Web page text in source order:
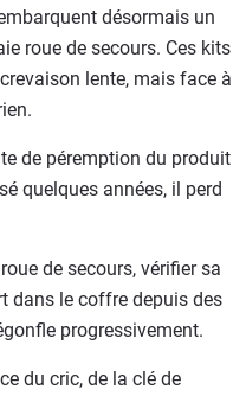
désormais un
roue de secours. Ces kits
lente, mais face à
de péremption du produit
quelques années, il perd
de secours, vérifier sa
dans le coffre depuis des
progressivement.
du cric, de la clé de